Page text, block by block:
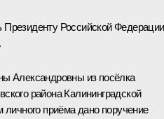
Российской Федерации
Александровны из посёлка
района Калининградской
личного приёма дано поручение